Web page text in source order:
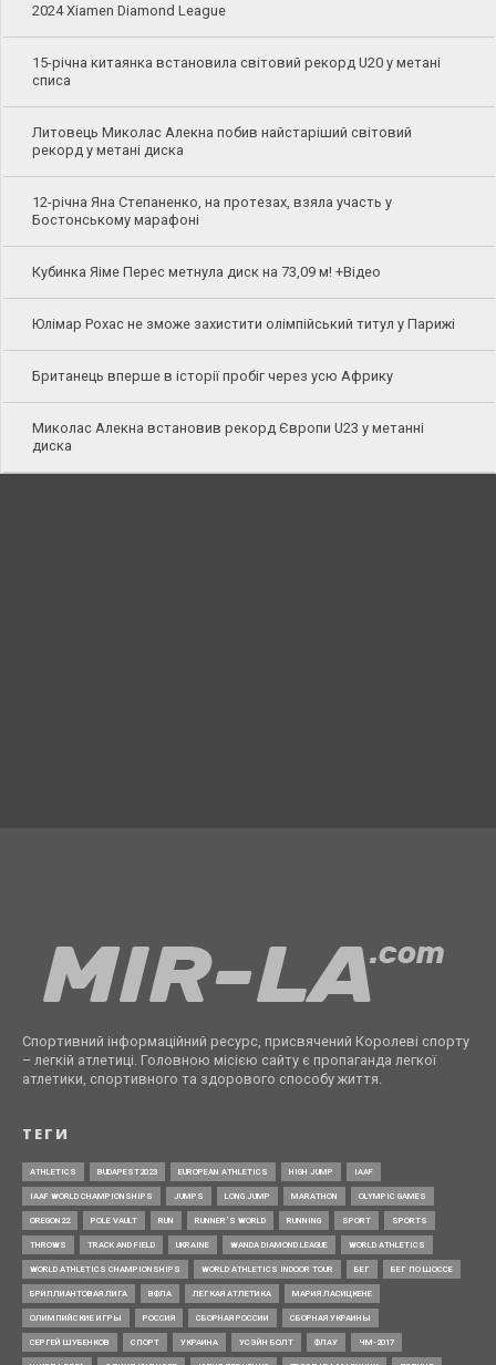
2024 Xiamen Diamond League
15-річна китаянка встановила світовий рекорд U20 у метані
списа
Литовець Миколас Алекна побив найстаріший світовий
рекорд у метані диска
12-річна Яна Степаненко, на протезах, взяла участь у
Бостонському марафоні
Кубинка Яіме Перес метнула диск на 73,09 м! +Відео
Юлімар Рохас не зможе захистити олімпійський титул у Парижі
Британець вперше в історії пробіг через усю Африку
Миколас Алекна встановив рекорд Європи U23 у метанні
диска
Спортивний інформаційний ресурс, присвячений Королеві спорту
– легкій атлетиці. Головною місією сайту є пропаганда легкої
атлетики, спортивного та здорового способу життя.
ТЕГИ
ATHLETICS BUDAPEST2023 EUROPEAN ATHLETICS HIGH JUMP IAAF
IAAF WORLD CHAMPIONSHIPS JUMPS LONG JUMP MARATHON OLYMPIC GAMES
OREGON22 POLE VAULT RUN RUNNER’S WORLD RUNNING SPORT SPORTS
THROWS TRACK AND FIELD UKRAINE WANDA DIAMOND LEAGUE WORLD ATHLETICS
WORLD ATHLETICS CHAMPIONSHIPS WORLD ATHLETICS INDOOR TOUR БЕГ БЕГ ПО ШОССЕ
БРИЛЛИАНТОВАЯ ЛИГА ВФЛА ЛЕГКАЯ АТЛЕТИКА МАРИЯ ЛАСИЦКЕНЕ
ОЛИМПИЙСКИЕ ИГРЫ РОССИЯ СБОРНАЯ РОССИИ СБОРНАЯ УКРАИНЫ
СЕРГЕЙ ШУБЕНКОВ СПОРТ УКРАИНА УСЭЙН БОЛТ ФЛАУ ЧМ-2017